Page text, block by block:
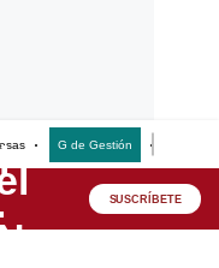
G de Gestión
SUSCRÍBETE